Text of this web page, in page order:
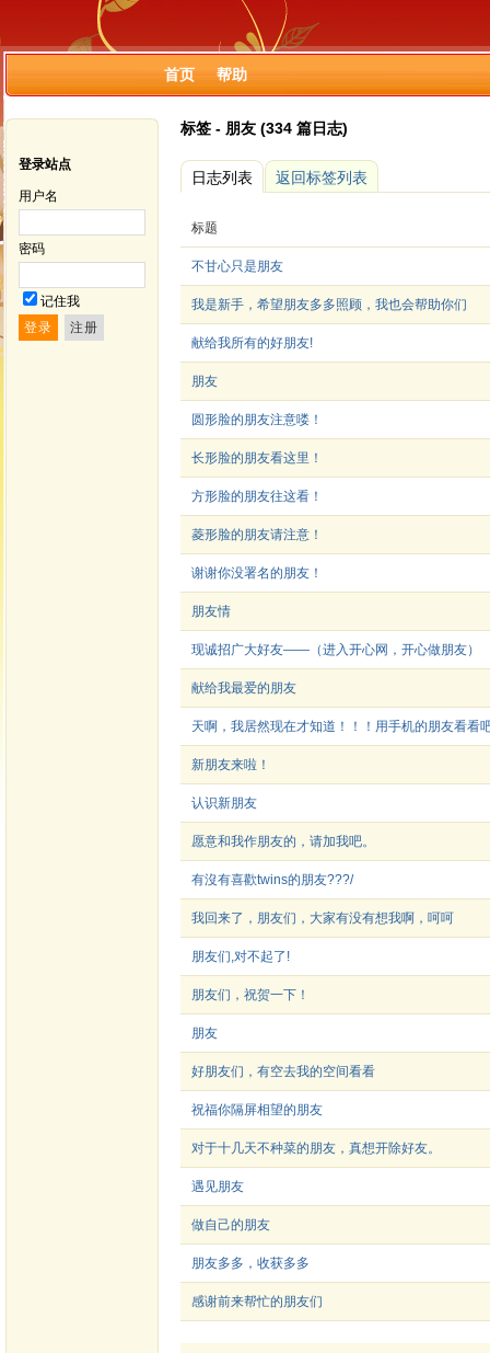
首页 帮助
登录站点
用户名
密码
记住我
标签 - 朋友 (334 篇日志)
日志列表 返回标签列表
标题
不甘心只是朋友
我是新手，希望朋友多多照顾，我也会帮助你们
献给我所有的好朋友!
朋友
圆形脸的朋友注意喽！
长形脸的朋友看这里！
方形脸的朋友往这看！
菱形脸的朋友请注意！
谢谢你没署名的朋友！
朋友情
现诚招广大好友——（进入开心网，开心做朋友）
献给我最爱的朋友
天啊，我居然现在才知道！！！用手机的朋友看看
新朋友来啦！
认识新朋友
愿意和我作朋友的，请加我吧。
有沒有喜歡twins的朋友???/
我回来了，朋友们，大家有没有想我啊，呵呵
朋友们,对不起了!
朋友们，祝贺一下！
朋友
好朋友们，有空去我的空间看看
祝福你隔屏相望的朋友
对于十几天不种菜的朋友，真想开除好友。
遇见朋友
做自己的朋友
朋友多多，收获多多
感谢前来帮忙的朋友们